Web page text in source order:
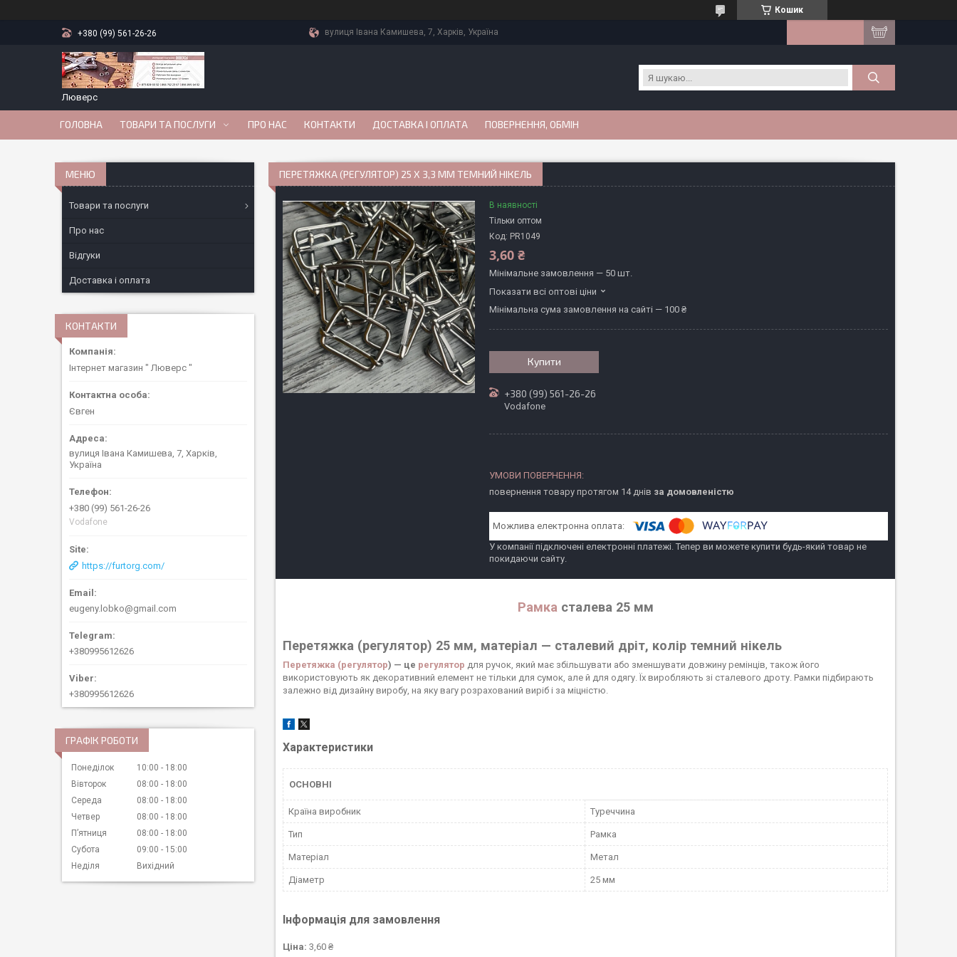
Кошик
+380 (99) 561-26-26 вулиця Івана Камишева, 7, Харків, Україна
Люверс
ГОЛОВНА ТОВАРИ ТА ПОСЛУГИ ПРО НАС КОНТАКТИ ДОСТАВКА І ОПЛАТА ПОВЕРНЕННЯ, ОБМІН
ПЕРЕТЯЖКА (РЕГУЛЯТОР) 25 Х 3,3 ММ ТЕМНИЙ НІКЕЛЬ
В наявності
Тільки оптом
Код: PR1049
3,60 ₴
Мінімальне замовлення — 50 шт.
Показати всі оптові ціни
Мінімальна сума замовлення на сайті — 100 ₴
Купити
+380 (99) 561-26-26
Vodafone
повернення товару протягом 14 днів за домовленістю
У компанії підключені електронні платежі. Тепер ви можете купити будь-який товар не
покидаючи сайту.
Рамка сталева 25 мм
Перетяжка (регулятор) 25 мм, матеріал — сталевий дріт, колір темний нікель
Перетяжка (регулятор) — це регулятор для ручок, який має збільшувати або зменшувати довжину ремінців, також його
використовують як декоративний елемент не тільки для сумок, але й для одягу. Їх виробляють зі сталевого дроту. Рамки підбирають
залежно від дизайну виробу, на яку вагу розрахований виріб і за міцністю.
Характеристики
ОСНОВНІ
Країна виробник Туреччина
Тип Рамка
Матеріал Метал
Діаметр 25 мм
Інформація для замовлення
Ціна: 3,60 ₴
Товари та послуги
Про нас
Відгуки
Доставка і оплата
КОНТАКТИ
Інтернет магазин " Люверс "
Євген
вулиця Івана Камишева, 7, Харків,
Україна
+380 (99) 561-26-26
Vodafone
https://furtorg.com/
eugeny.lobko@gmail.com
+380995612626
+380995612626
ГРАФІК РОБОТИ
Понеділок 10:00
18:00
Вівторок
08:00
18:00
Середа
08:00
18:00
Четвер
08:00
18:00
Пʼятниця
08:00
18:00
Субота
09:00
15:00
Неділя
Вихідний